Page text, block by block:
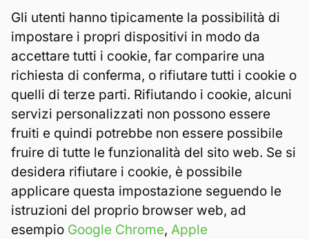
Gli utenti hanno tipicamente la possibilità di
impostare i propri dispositivi in modo da
accettare tutti i cookie, far comparire una
richiesta di conferma, o rifiutare tutti i cookie o
quelli di terze parti. Rifiutando i cookie, alcuni
servizi personalizzati non possono essere
fruiti e quindi potrebbe non essere possibile
fruire di tutte le funzionalità del sito web. Se si
desidera rifiutare i cookie, è possibile
applicare questa impostazione seguendo le
istruzioni del proprio browser web, ad
esempio Google Chrome, Apple